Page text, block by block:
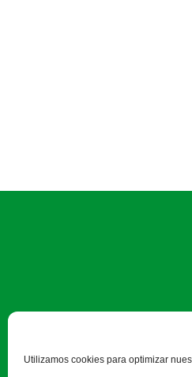
Utilizamos cookies para optimizar